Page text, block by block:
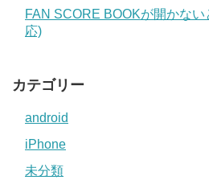
FAN SCORE BOOKが開かな
応)
カテゴリー
android
iPhone
未分類